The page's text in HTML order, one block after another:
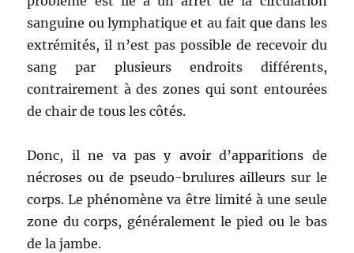
sanguine ou lymphatique et au fait que dans les
extrémités, il n’est pas possible de recevoir du
sang par plusieurs endroits différents,
contrairement à des zones qui sont entourées
de chair de tous les côtés.
Donc, il ne va pas y avoir d’apparitions de
nécroses ou de pseudo-brulures ailleurs sur le
corps. Le phénomène va être limité à une seule
zone du corps, généralement le pied ou le bas
de la jambe.